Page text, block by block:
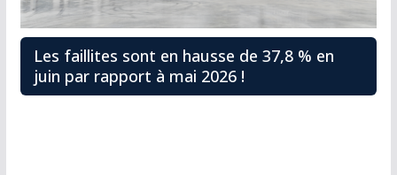
Les faillites sont en hausse de 37,8 % en
juin par rapport à mai 2026 !